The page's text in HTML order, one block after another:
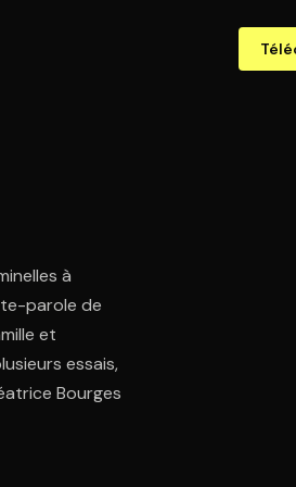
à
parole de
et
essais,
Bourges